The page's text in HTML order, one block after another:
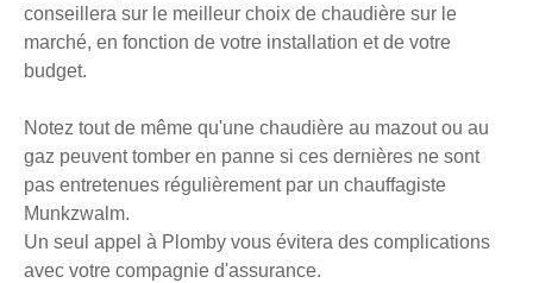
conseillera sur le meilleur choix de chaudière sur le
marché, en fonction de votre installation et de votre
budget.
Notez tout de même qu'une chaudière au mazout ou au
gaz peuvent tomber en panne si ces dernières ne sont
pas entretenues régulièrement par un chauffagiste
Munkzwalm.
Un seul appel à Plomby vous évitera des complications
avec votre compagnie d'assurance.